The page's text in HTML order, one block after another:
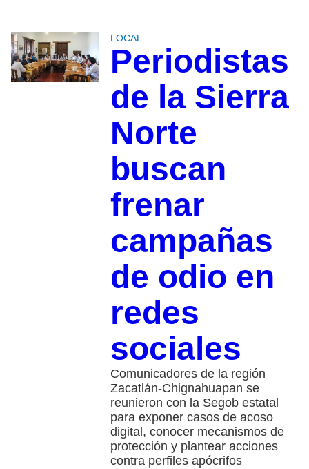
LOCAL
Periodistas
de la Sierra
Norte
buscan
frenar
campañas
de odio en
redes
sociales
Comunicadores de la región
Zacatlán-Chignahuapan se
reunieron con la Segob estatal
para exponer casos de acoso
digital, conocer mecanismos de
protección y plantear acciones
contra perfiles apócrifos